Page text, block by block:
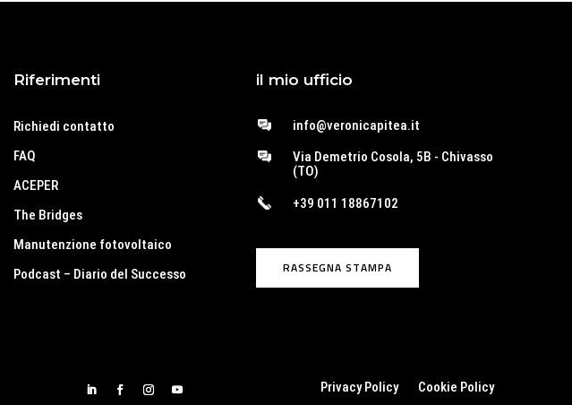
Riferimenti
Richiedi contatto
FAQ
ACEPER
The Bridges
Manutenzione fotovoltaico
Podcast – Diario del Successo
il mio ufficio
info@veronicapitea.it
Via Demetrio Cosola, 5B - Chivasso
(TO)
+39 011 18867102
RASSEGNA STAMPA
Privacy Policy Cookie Policy